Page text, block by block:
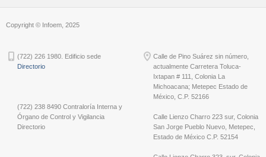
Copyright © Infoem, 2025
(722) 226 1980. Edificio sede
Directorio
(722) 238 8490 Contraloría Interna y
Órgano de Control y Vigilancia
Directorio
Calle de Pino Suárez sin número,
actualmente Carretera Toluca-
Ixtapan # 111, Colonia La
Michoacana; Metepec Estado de
México, C.P. 52166
Calle Lienzo Charro 223 sur, Colonia
San Jorge Pueblo Nuevo, Metepec,
Estado de México C.P. 52154